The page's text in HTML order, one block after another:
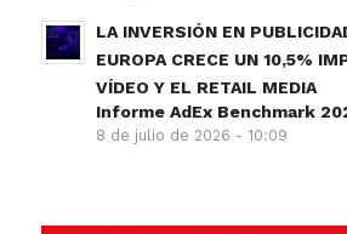
LA INVERSIÓN EN
EUROPA CRECE UN 10,5%
VÍDEO Y EL RETAIL MEDIA
Informe AdEx Benchmark
8 de julio de 2026 - 10:09